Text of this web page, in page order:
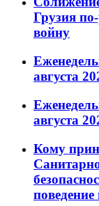
Грузия
войну
августа
августа
Кому